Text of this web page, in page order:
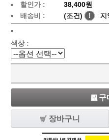
할인가 :
38,400원
배송비 :
(조건) ! 지
색상 :
구
장바구니